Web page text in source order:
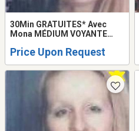
30Min GRATUITES* Avec
Mona MÉDIUM VOYANTE
READING FRANCE QUÉBEC
Price Upon Request